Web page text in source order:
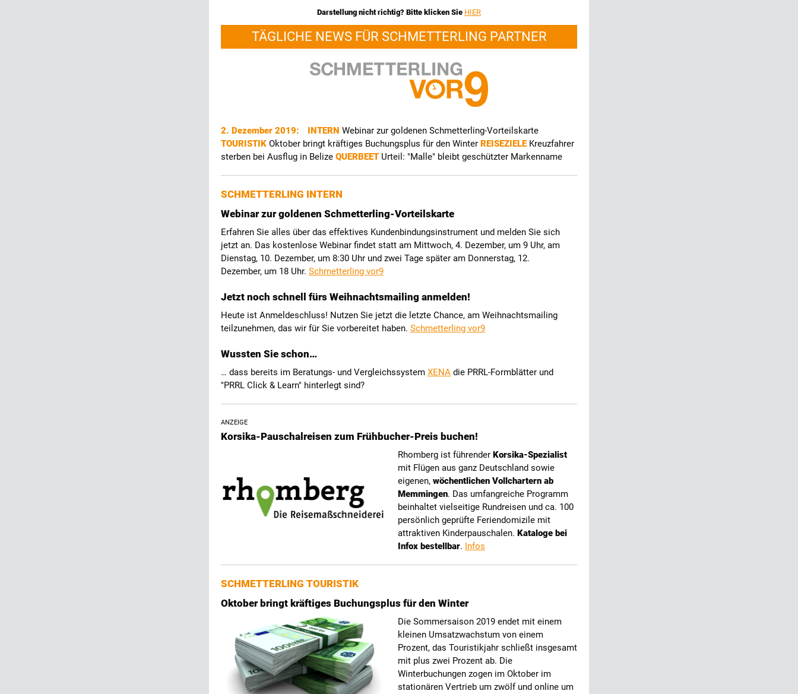
Darstellung nicht richtig? Bitte klicken Sie HIER
TÄGLICHE NEWS FÜR SCHMETTERLING PARTNER
2. Dezember 2019: INTERN Webinar zur goldenen Schmetterling-Vorteilskarte
TOURISTIK Oktober bringt kräftiges Buchungsplus für den Winter REISEZIELE Kreuzfahrer
sterben bei Ausflug in Belize QUERBEET Urteil: "Malle" bleibt geschützter Markenname
SCHMETTERLING INTERN
Webinar zur goldenen Schmetterling-Vorteilskarte
Erfahren Sie alles über das effektives Kundenbindungsinstrument und melden Sie sich
jetzt an. Das kostenlose Webinar findet statt am Mittwoch, 4. Dezember, um 9 Uhr, am
Dienstag, 10. Dezember, um 8:30 Uhr und zwei Tage später am Donnerstag, 12.
Dezember, um 18 Uhr. Schmetterling vor9
Jetzt noch schnell fürs Weihnachtsmailing anmelden!
Heute ist Anmeldeschluss! Nutzen Sie jetzt die letzte Chance, am Weihnachtsmailing
teilzunehmen, das wir für Sie vorbereitet haben. Schmetterling vor9
Wussten Sie schon…
… dass bereits im Beratungs- und Vergleichssystem XENA die PRRL-Formblätter und
"PRRL Click & Learn" hinterlegt sind?
ANZEIGE
Korsika-Pauschalreisen zum Frühbucher-Preis buchen!
Rhomberg ist führender Korsika-Spezialist
mit Flügen aus ganz Deutschland sowie
eigenen, wöchentlichen Vollchartern ab
Memmingen. Das umfangreiche Programm
beinhaltet vielseitige Rundreisen und ca. 100
persönlich geprüfte Feriendomizile mit
attraktiven Kinderpauschalen. Kataloge bei
Infox bestellbar. Infos
SCHMETTERLING TOURISTIK
Oktober bringt kräftiges Buchungsplus für den Winter
Die Sommersaison 2019 endet mit einem
kleinen Umsatzwachstum von einem
Prozent, das Touristikjahr schließt insgesamt
mit plus zwei Prozent ab. Die
Winterbuchungen zogen im Oktober im
stationären Vertrieb um zwölf und online um